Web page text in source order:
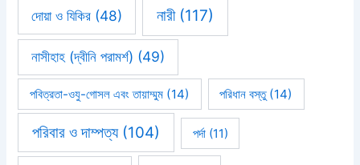
দোয়া ও যিকির (48) নারী(117)
নাসীহাহ (দ্বীনি পরামর্শ) (49)
পবিত্রতা-ওযু-গোসল এবং তায়াম্মুম (14) পরিধান বস্তু(14)
পরিবার ও দাম্পত্য(104) পর্দা(11)